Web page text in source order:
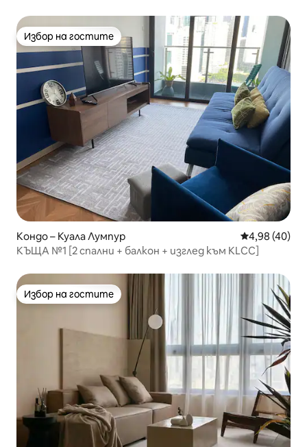
Избор на гостите
Избор на гостите
Кондо – Куала Лумпур Средна
4,98 (40)
КЪЩА №1 [2 спални + балкон + изглед към KLCC]
Избор на гостите
Избор на гостите